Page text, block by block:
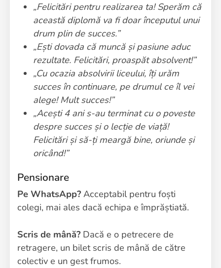
„Felicitări pentru realizarea ta! Sperăm că
această diplomă va fi doar începutul unui
drum plin de succes.”
„Ești dovada că muncă și pasiune aduc
rezultate. Felicitări, proaspăt absolvent!”
„Cu ocazia absolvirii liceului, îți urăm
succes în continuare, pe drumul ce îl vei
alege! Mult succes!”
„Acești 4 ani s-au terminat cu o poveste
despre succes și o lecție de viață!
Felicitări și să-ți meargă bine, oriunde și
oricând!”
Pensionare
Pe WhatsApp? Acceptabil pentru foști
colegi, mai ales dacă echipa e împrăștiată.
Scris de mână? Dacă e o petrecere de
retragere, un bilet scris de mână de către
colectiv e un gest frumos.